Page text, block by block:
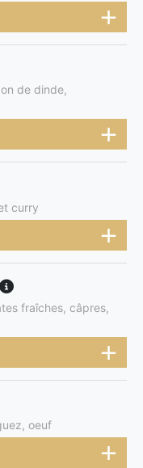
de dinde,
curry
fraîches, câpres,
oeuf